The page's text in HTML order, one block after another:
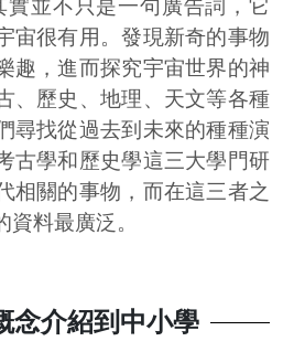
實並不只是一句廣告詞，它
宙很有用。發現新奇的事物
趣，進而探究宇宙世界的神
、歷史、地理、天文等各種
尋找從過去到未來的種種演
古學和歷史學這三大學門研
相關的事物，而在這三者之
料最廣泛。
念介紹到中小學